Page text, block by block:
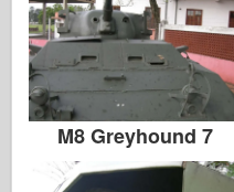
M8 Greyhound 7